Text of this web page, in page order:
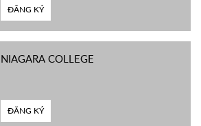
ĐĂNG KÝ
NIAGARA COLLEGE
ĐĂNG KÝ